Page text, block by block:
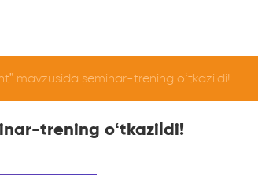
mavzusida seminar-trening o‘tkazildi!
trening o‘tkazildi!